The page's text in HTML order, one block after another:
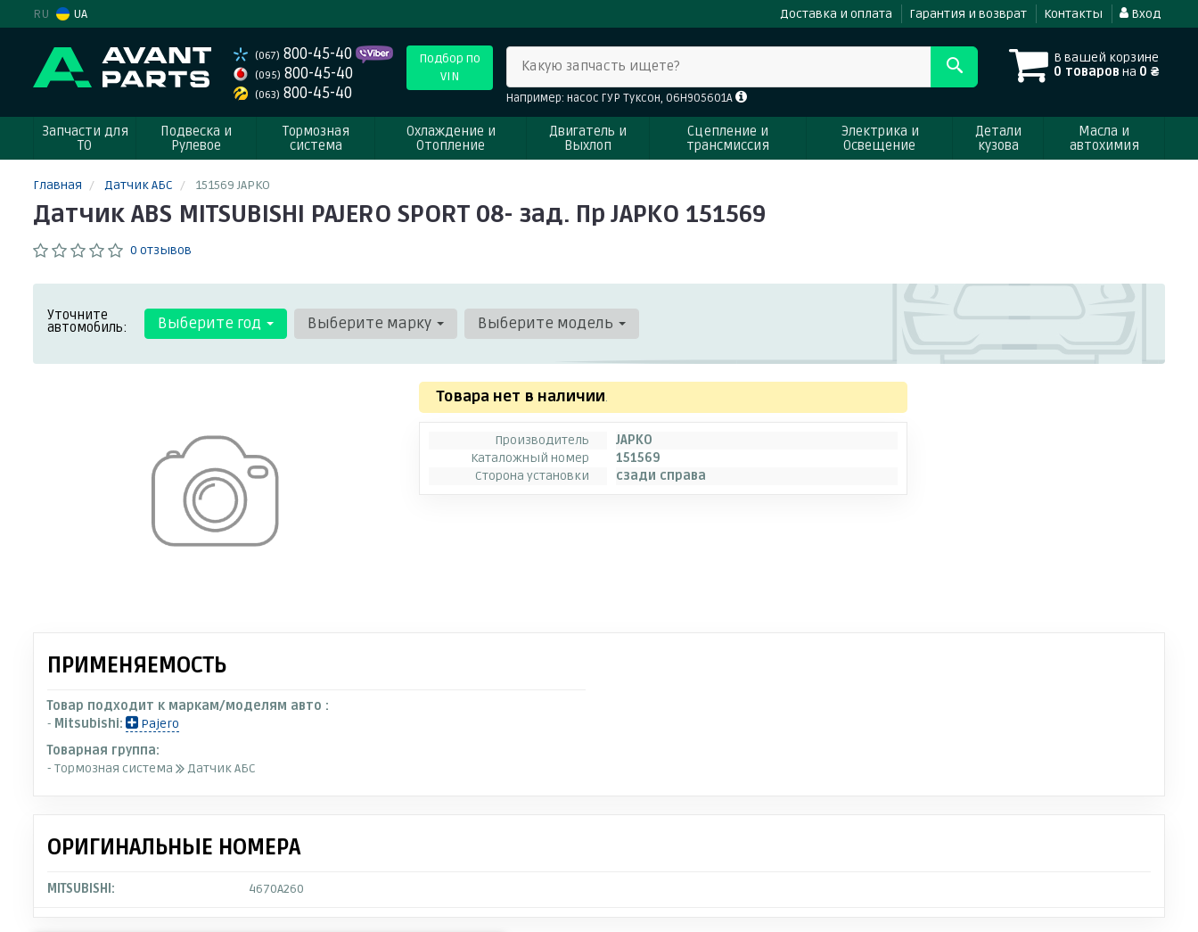
RU UA Доставка и оплата Гарантия и возврат Контакты Вход
(067) 800-45-40
(095) 800-45-40
(063) 800-45-40
Подбор по
VIN
В вашей корзине
0 товаров на 0 ₴
Какую запчасть ищете?
Например: насос ГУР Туксон, 06H905601A
Запчасти для
ТО
Подвеска и
Рулевое
Тормозная
система
Охлаждение и
Отопление
Двигатель и
Выхлоп
Сцепление и
трансмиссия
Электрика и
Освещение
Детали
кузова
Масла и
автохимия
Главная Датчик АБС 151569 JAPKO
Датчик ABS MITSUBISHI PAJERO SPORT 08- зад. Пр JAPKO 151569
0 отзывов
Уточните
автомобиль: Выберите год Выберите марку Выберите модель
Товара нет в наличии.
Производитель
JAPKO
Каталожный номер
151569
Сторона установки
сзади справа
ПРИМЕНЯЕМОСТЬ
Товар подходит к маркам/моделям авто :
- Mitsubishi:
Pajero
Товарная группа:
- Тормозная система
Датчик АБС
ОРИГИНАЛЬНЫЕ НОМЕРА
MITSUBISHI: 4670A260